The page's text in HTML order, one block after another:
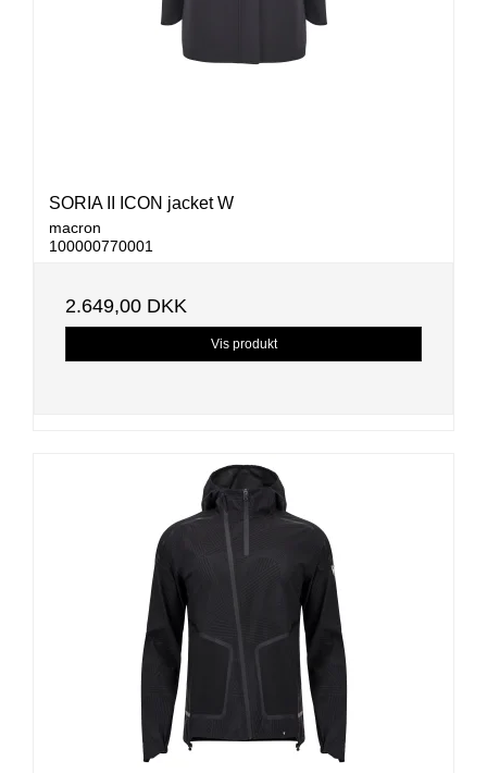
SORIA II ICON jacket W
macron
100000770001
2.649,00 DKK
Vis produkt